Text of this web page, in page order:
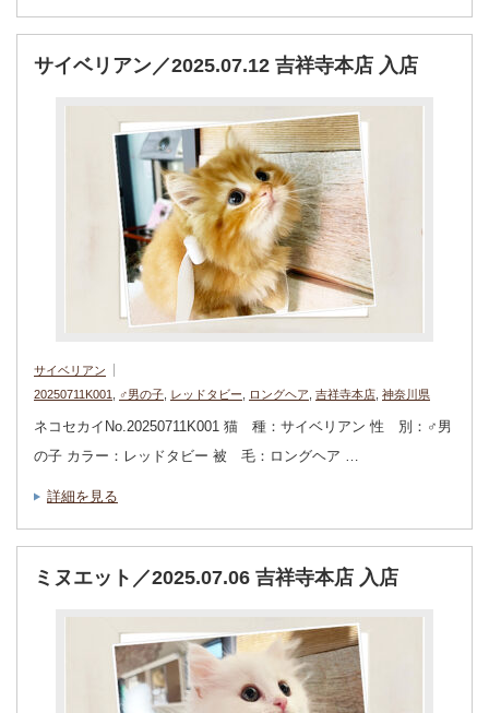
サイベリアン／2025.07.12 吉祥寺本店 入店
サイベリアン
20250711K001
♂男の子 レッドタビー ロングヘア 吉祥寺本店 神奈川県
ネコセカイNo.20250711K001 猫 種：サイベリアン 性 別：♂男
の子 カラー：レッドタビー 被 毛：ロングヘア …
詳細を見る
ミヌエット／2025.07.06 吉祥寺本店 入店